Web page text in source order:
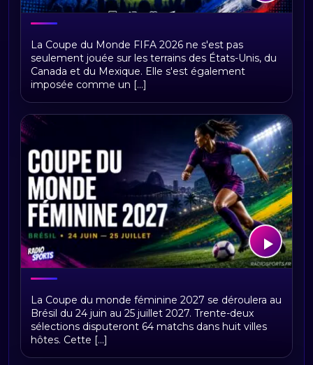
Coupe du Monde 2026 : un Mondial qui
bat aussi des records sur les réseaux
sociaux
La Coupe du Monde FIFA 2026 ne s'est pas
seulement jouée sur les terrains des États-Unis, du
Canada et du Mexique. Elle s'est également
imposée comme un [...]
Coupe du monde féminine 2027 :
calendrier et résultats
La Coupe du monde féminine 2027 se déroulera au
Brésil du 24 juin au 25 juillet 2027. Trente-deux
sélections disputeront 64 matchs dans huit villes
hôtes. Cette [...]